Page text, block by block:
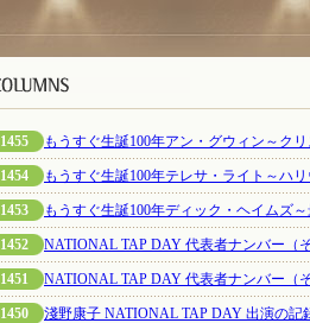
もうすぐ生誕100年アン・グウィン～ク
もうすぐ生誕100年テレサ・ライト～ハ
もうすぐ生誕100年ディック・ヘイムズ
NATIONAL TAP DAY 代表者ナンバー（そ
NATIONAL TAP DAY 代表者ナンバー（そ
淺野康子 NATIONAL TAP DAY 出演の記